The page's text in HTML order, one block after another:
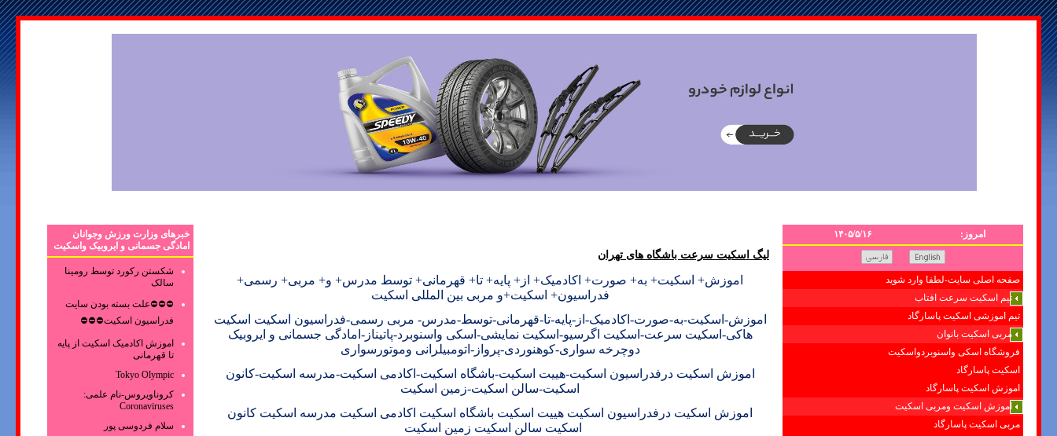
امروز: ۱۴۰۵/۵/۱۶
صفحه اصلی سایت-لطفا وارد شوید
تیم اسکیت سرعت افتاب
تیم اموزشی اسکیت پاسارگاد
مربی اسکیت بانوان
فروشگاه اسکی واسنوبردواسکیت
اسکیت پاسارگاد
اموزش اسکیت پاسارگاد
اموزش اسکیت ومربی اسکیت
مربی اسکیت پاسارگاد
لیگ اسکیت سرعت باشگاه های تهران
اموزش+ اسکیت+ به+ صورت+ اکادمیک+ از+ پایه+ تا+ قهرمانی+ توسط مدرس+ و+ مربی+ رسمی+
فدراسیون+ اسکیت+و مربی بین المللی اسکیت
اموزش-اسکیت-به-صورت-اکادمیک-از-پایه-تا-قهرمانی-توسط-مدرس- مربی رسمی-فدراسیون اسکیت اسکیت
هاکی-اسکیت سرعت-اسکیت اگرسیو-اسکیت نمایشی-اسکی واسنوبرد-پاتیناز-امادگی جسمانی و ایروبیک
دوچرخه سواری-کوهنوردی-پرواز-اتومبیلرانی وموتورسواری
اموزش اسکیت درفدراسیون اسکیت-هییت اسکیت-باشگاه اسکیت-اکادمی اسکیت-مدرسه اسکیت-کانون
اسکیت-سالن اسکیت-زمین اسکیت
اموزش اسکیت درفدراسیون اسکیت هییت اسکیت باشگاه اسکیت اکادمی اسکیت مدرسه اسکیت کانون
اسکیت سالن اسکیت زمین اسکیت
خبرهای وزارت ورزش وجوانان
امادگی جسمانی و ایروبیک واسکیت
شکستن رکورد توسط رومینا
سالک
⛔⛔⛔علت بسته بودن سایت
فدراسیون اسکیت⛔⛔⛔
اموزش اکادمیک اسکیت از پایه
تا قهرمانی
Tokyo Olympic
کروناویروس‌-نام علمی:
Coronaviruses
سلام فردوسی پور